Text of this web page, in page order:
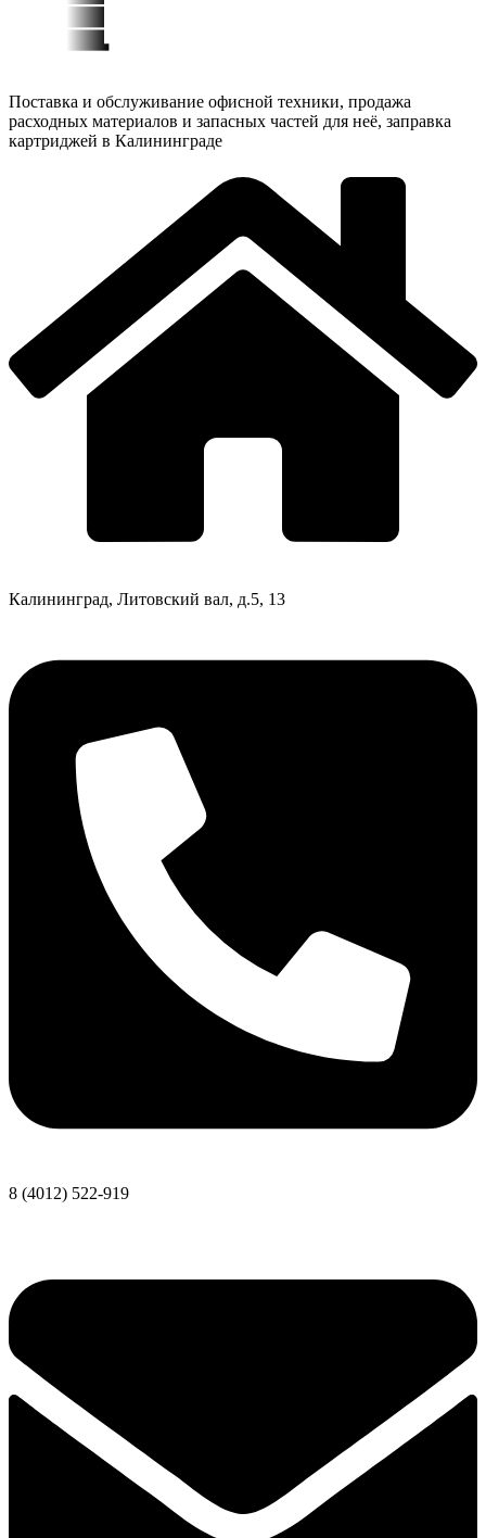
Поставка и обслуживание офисной техники, продажа
расходных материалов и запасных частей для неё, заправка
картриджей в Калининграде
Калининград, Литовский вал, д.5, 13
8 (4012) 522-919